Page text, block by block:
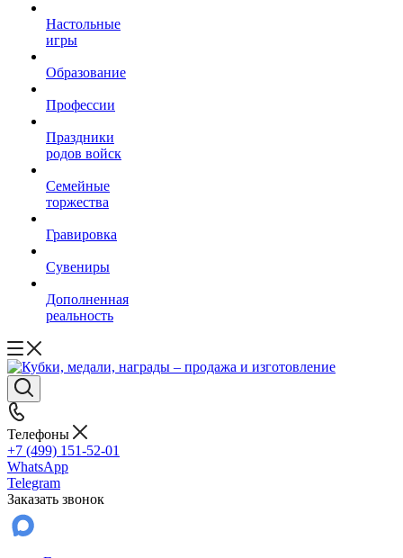
Настольные
игры
Образование
Профессии
Праздники
родов войск
Семейные
торжества
Гравировка
Сувениры
Дополненная
реальность
Телефоны
+7 (499) 151-52-01
WhatsApp
Telegram
Заказать звонок